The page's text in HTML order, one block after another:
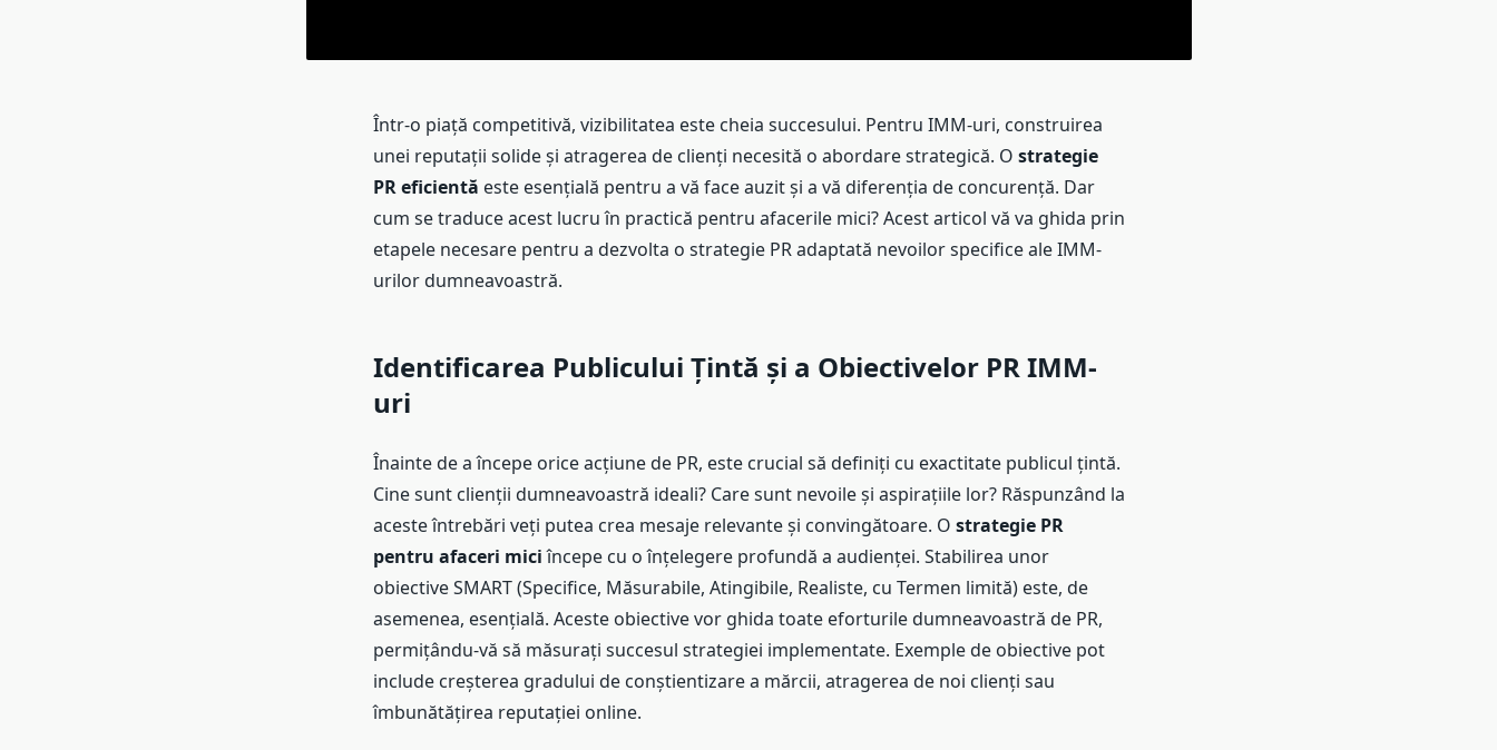
Într-o piață competitivă, vizibilitatea este cheia succesului. Pentru IMM-uri, construirea
unei reputații solide și atragerea de clienți necesită o abordare strategică. O strategie
PR eficientă este esențială pentru a vă face auzit și a vă diferenția de concurență. Dar
cum se traduce acest lucru în practică pentru afacerile mici? Acest articol vă va ghida prin
etapele necesare pentru a dezvolta o strategie PR adaptată nevoilor specifice ale IMM-
urilor dumneavoastră.
Identificarea Publicului Țintă și a Obiectivelor PR IMM-
uri
Înainte de a începe orice acțiune de PR, este crucial să definiți cu exactitate publicul țintă.
Cine sunt clienții dumneavoastră ideali? Care sunt nevoile și aspirațiile lor? Răspunzând la
aceste întrebări veți putea crea mesaje relevante și convingătoare. O strategie PR
pentru afaceri miciîncepe cu o înțelegere profundă a audienței. Stabilirea unor
obiective SMART (Specifice, Măsurabile, Atingibile, Realiste, cu Termen limită) este, de
asemenea, esențială. Aceste obiective vor ghida toate eforturile dumneavoastră de PR,
permițându-vă să măsurați succesul strategiei implementate. Exemple de obiective pot
include creșterea gradului de conștientizare a mărcii, atragerea de noi clienți sau
îmbunătățirea reputației online.